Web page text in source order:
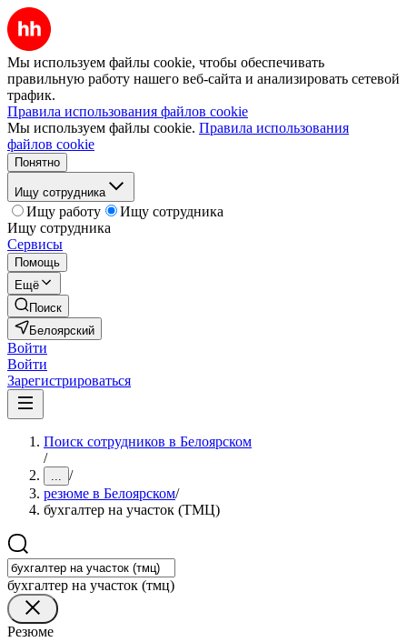
Мы используем файлы cookie, чтобы обеспечивать
правильную работу нашего веб-сайта и анализировать сетевой
трафик.
Правила использования файлов cookie
Мы используем файлы cookie. Правила использования
файлов cookie
Понятно
Ищу сотрудника
Ищу работу
Ищу сотрудника
Ищу сотрудника
Сервисы
Помощь
Ещё
Поиск
Белоярский
Войти
Войти
Зарегистрироваться
Поиск сотрудников в Белоярском
/
... /
резюме в Белоярском/
бухгалтер на участок (ТМЦ)
бухгалтер на участок (тмц)
Резюме